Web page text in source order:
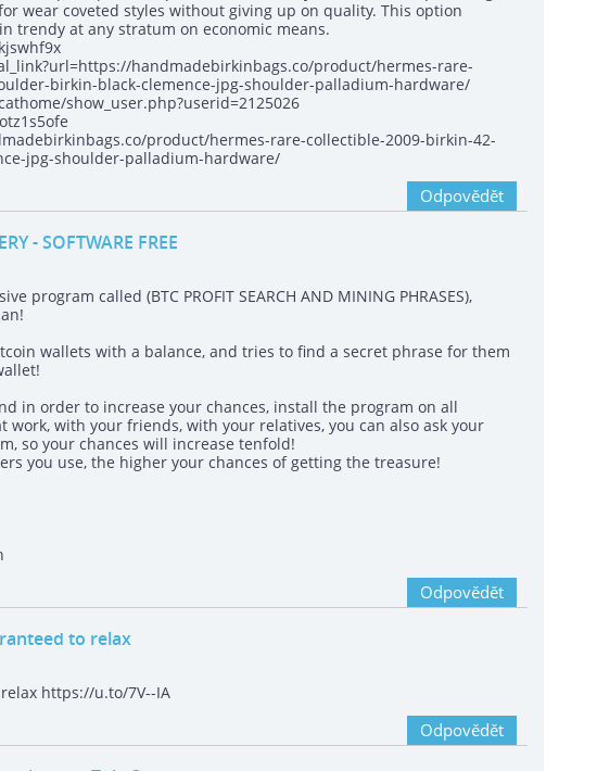
wear coveted styles without giving up on quality. This option
trendy at any stratum on economic means.
handmadebirkinbags.co/product/hermes-rare-
birkin-black-clemence-jpg-shoulder-palladium-hardware/
show_user.php?userid=2125026
product/hermes-rare-collectible-2009-birkin-42-
jpg-shoulder-palladium-hardware/
Odpovědět
- SOFTWARE FREE
program called (BTC PROFIT SEARCH AND MINING PHRASES),
wallets with a balance, and tries to find a secret phrase for them
in order to increase your chances, install the program on all
work, with your friends, with your relatives, you can also ask your
so your chances will increase tenfold!
you use, the higher your chances of getting the treasure!
Odpovědět
to relax
https://u.to/7V--IA
Odpovědět